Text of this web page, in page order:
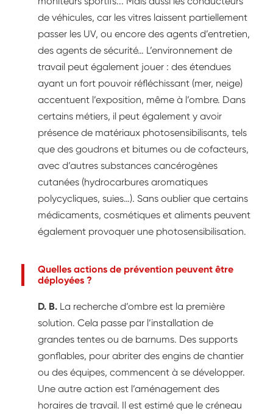
de véhicules, car les vitres laissent partiellement
passer les UV, ou encore des agents d’entretien,
des agents de sécurité… L’environnement de
travail peut également jouer : des étendues
ayant un fort pouvoir réfléchissant (mer, neige)
accentuent l’exposition, même à l’ombre. Dans
certains métiers, il peut également y avoir
présence de matériaux photosensibilisants, tels
que des goudrons et bitumes ou de cofacteurs,
avec d’autres substances cancérogènes
cutanées (hydrocarbures aromatiques
polycycliques, suies…). Sans oublier que certains
médicaments, cosmétiques et aliments peuvent
également provoquer une photosensibilisation.
Quelles actions de prévention peuvent être
déployées ?
D. B. La recherche d’ombre est la première
solution. Cela passe par l’installation de
grandes tentes ou de barnums. Des supports
gonflables, pour abriter des engins de chantier
ou des équipes, commencent à se développer.
Une autre action est l’aménagement des
horaires de travail. Il est estimé que le créneau